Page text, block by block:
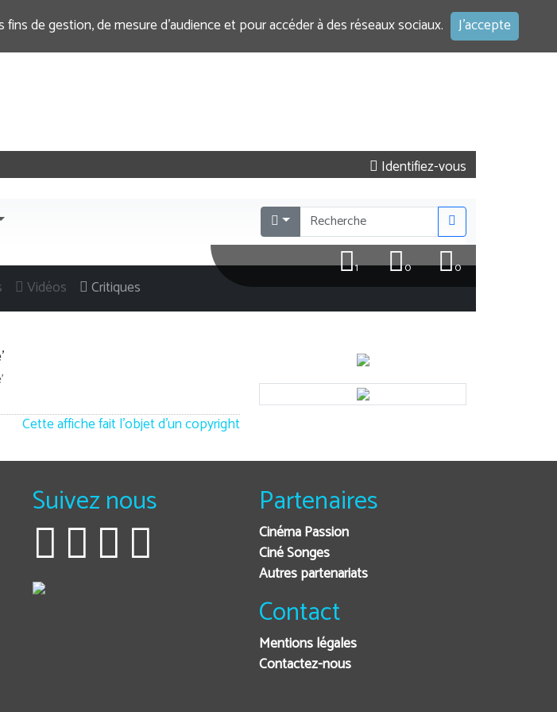
de gestion, de mesure d’audience et pour accéder à des réseaux sociaux. J'accepte
Identifiez-vous
0
0
1
Vidéos Critiques
Cette affiche fait l'objet d'un copyright
Suivez nous Partenaires
Cinéma Passion
Ciné Songes
Autres partenariats
Contact
Mentions légales
Contactez-nous